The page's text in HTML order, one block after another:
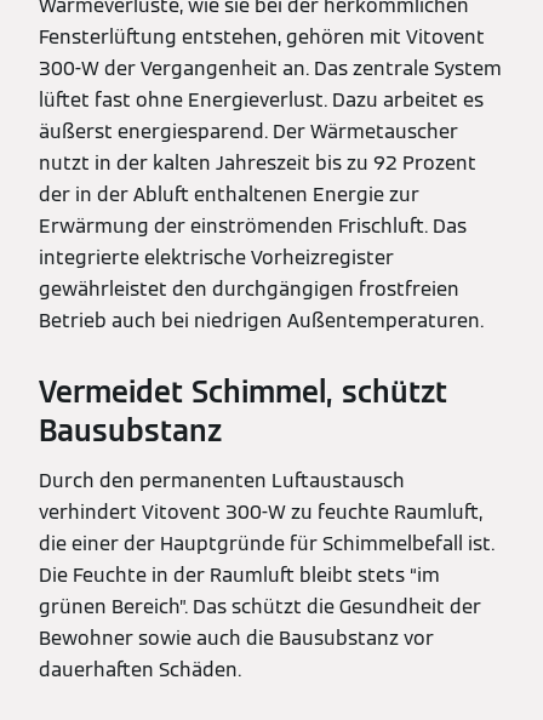
Wärmeverluste, wie sie bei der herkömmlichen
Fensterlüftung entstehen, gehören mit Vitovent
300-W der Vergangenheit an. Das zentrale System
lüftet fast ohne Energieverlust. Dazu arbeitet es
äußerst energiesparend. Der Wärmetauscher
nutzt in der kalten Jahreszeit bis zu 92 Prozent
der in der Abluft enthaltenen Energie zur
Erwärmung der einströmenden Frischluft. Das
integrierte elektrische Vorheizregister
gewährleistet den durchgängigen frostfreien
Betrieb auch bei niedrigen Außentemperaturen.
Vermeidet Schimmel, schützt
Bausubstanz
Durch den permanenten Luftaustausch
verhindert Vitovent 300-W zu feuchte Raumluft,
die einer der Hauptgründe für Schimmelbefall ist.
Die Feuchte in der Raumluft bleibt stets “im
grünen Bereich”. Das schützt die Gesundheit der
Bewohner sowie auch die Bausubstanz vor
dauerhaften Schäden.